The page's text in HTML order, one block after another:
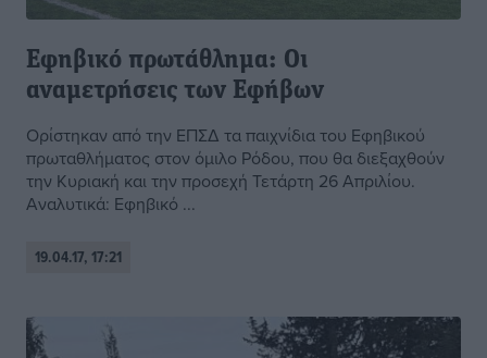
Εφηβικό πρωτάθλημα: Οι
αναμετρήσεις των Εφήβων
Ορίστηκαν από την ΕΠΣΔ τα παιχνίδια του Εφηβικού
πρωταθλήματος στον όμιλο Ρόδου, που θα διεξαχθούν
την Κυριακή και την προσεχή Τετάρτη 26 Απριλίου.
Αναλυτικά: Εφηβικό ...
19.04.17, 17:21